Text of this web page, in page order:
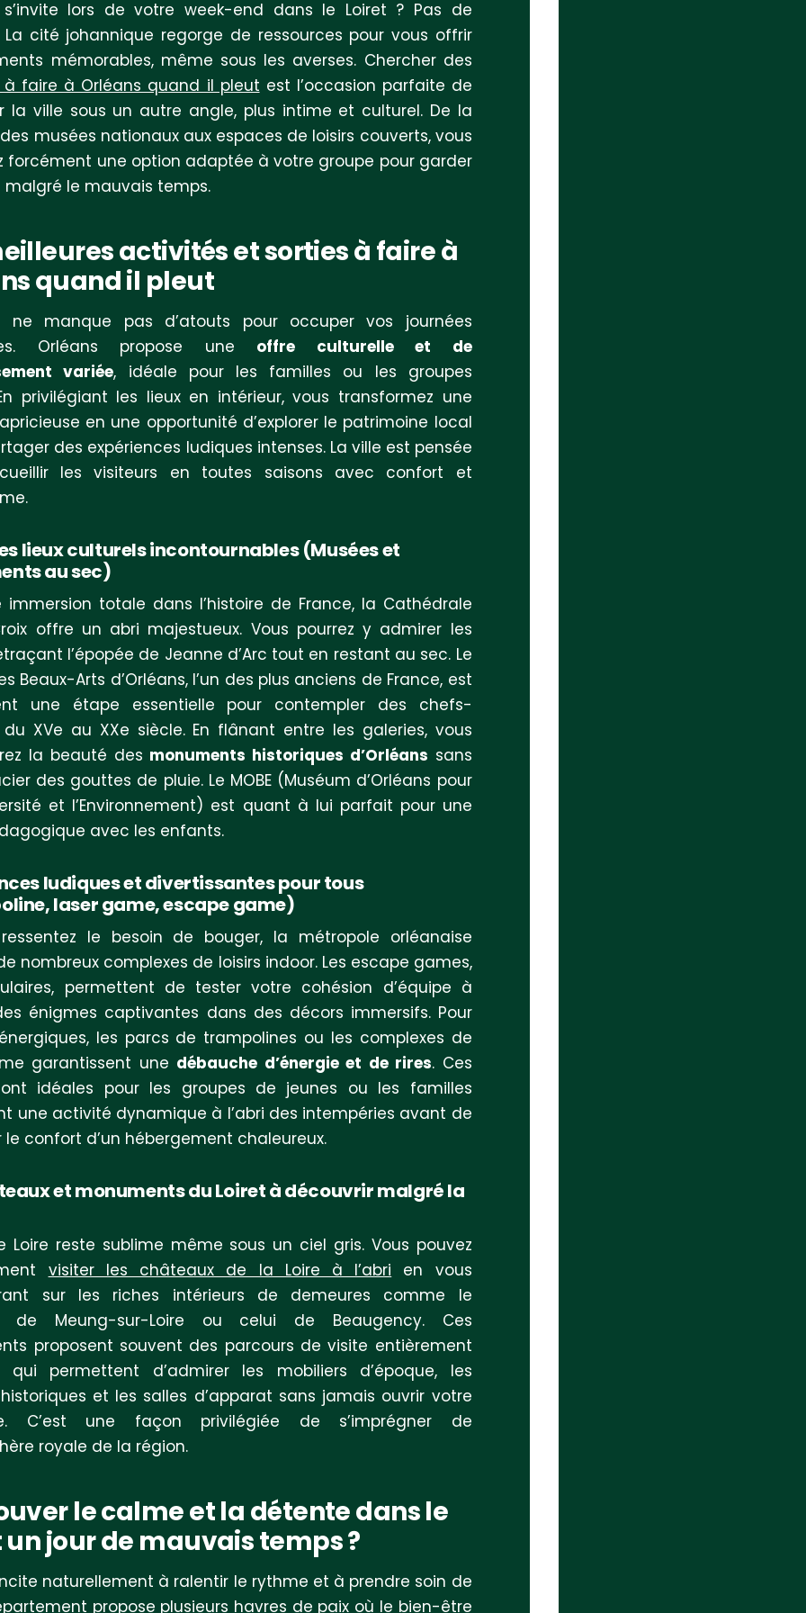
lors de votre week-end dans le Loiret ? Pas de
La cité johannique regorge de ressources pour vous offrir
mémorables, même sous les averses. Chercher des
faire à Orléans quand il pleut est l’occasion parfaite de
la ville sous un autre angle, plus intime et culturel. De la
musées nationaux aux espaces de loisirs couverts, vous
forcément une option adaptée à votre groupe pour garder
malgré le mauvais temps.
activités et sorties à faire à
quand il pleut
ne manque pas d’atouts pour occuper vos journées
Orléans propose une offre culturelle et de
variée, idéale pour les familles ou les groupes
privilégiant les lieux en intérieur, vous transformez une
en une opportunité d’explorer le patrimoine local
des expériences ludiques intenses. La ville est pensée
les visiteurs en toutes saisons avec confort et
lieux culturels incontournables (Musées et
au sec)
immersion totale dans l’histoire de France, la Cathédrale
offre un abri majestueux. Vous pourrez y admirer les
l’épopée de Jeanne d’Arc tout en restant au sec. Le
Beaux-Arts d’Orléans, l’un des plus anciens de France, est
une étape essentielle pour contempler des chefs-
XVe au XXe siècle. En flânant entre les galeries, vous
la beauté des monuments historiques d’Orléans sans
des gouttes de pluie. Le MOBE (Muséum d’Orléans pour
et l’Environnement) est quant à lui parfait pour une
avec les enfants.
ludiques et divertissantes pour tous
laser game, escape game)
le besoin de bouger, la métropole orléanaise
nombreux complexes de loisirs indoor. Les escape games,
permettent de tester votre cohésion d’équipe à
énigmes captivantes dans des décors immersifs. Pour
les parcs de trampolines ou les complexes de
garantissent une débauche d’énergie et de rires. Ces
idéales pour les groupes de jeunes ou les familles
une activité dynamique à l’abri des intempéries avant de
le confort d’un hébergement chaleureux.
et monuments du Loiret à découvrir malgré la
Loire reste sublime même sous un ciel gris. Vous pouvez
visiter les châteaux de la Loire à l’abri en vous
sur les riches intérieurs de demeures comme le
de Meung-sur-Loire ou celui de Beaugency. Ces
proposent souvent des parcours de visite entièrement
qui permettent d’admirer les mobiliers d’époque, les
et les salles d’apparat sans jamais ouvrir votre
C’est une façon privilégiée de s’imprégner de
royale de la région.
le calme et la détente dans le
un jour de mauvais temps ?
naturellement à ralentir le rythme et à prendre soin de
propose plusieurs havres de paix où le bien-être